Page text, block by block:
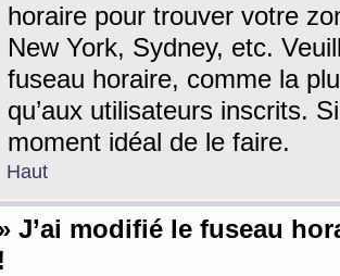
horaire pour trouver votre
New York, Sydney, etc.
fuseau horaire, comme la
qu’aux utilisateurs inscrits.
moment idéal de le faire.
Haut
J’ai modifié le fuseau
!